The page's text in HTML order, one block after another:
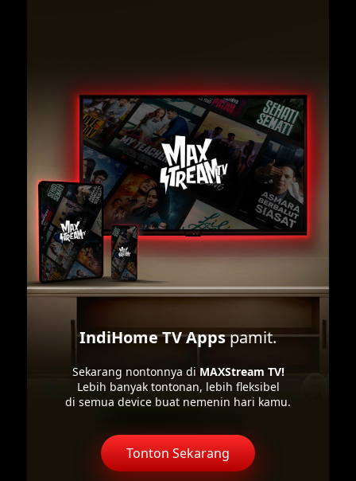
IndiHome TV Appspamit.
Sekarang nontonnya di MAXStream TV!
Lebih banyak tontonan, lebih fleksibel
di semua device buat nemenin hari kamu.
Tonton Sekarang